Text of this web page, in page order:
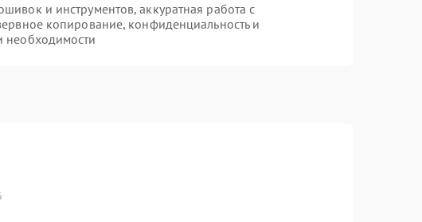
и инструментов, аккуратная работа с
копирование, конфиденциальность и
необходимости